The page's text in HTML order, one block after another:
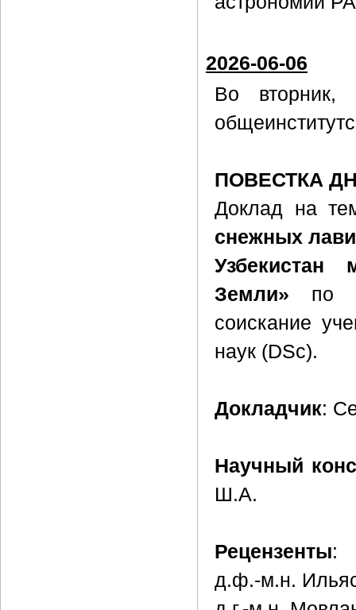
2026-06-06
Во вторник,
ПОВЕСТКА
Доклад на
снежных
Узбекистан
Земли» по
соискание
наук (DSc).
Докладчик:
Научный
Ш.А.
Рецензенты:
д.ф.-м.н.